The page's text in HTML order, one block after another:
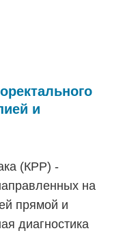
и
(КРР) -
на
прямой и
диагностика